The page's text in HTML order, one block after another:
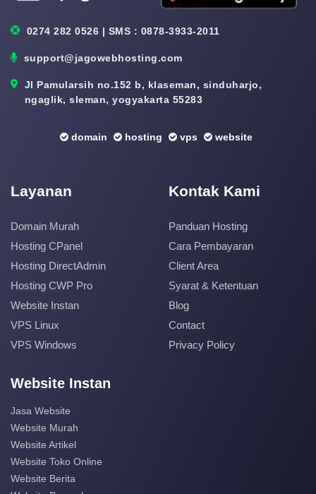
0274 282 0526 | SMS : 0878-3933-2011
support@jagowebhosting.com
Jl Pamularsih no.152 b, klaseman, sinduharjo,
ngaglik, sleman, yogyakarta 55283
domain hosting vps website
Layanan
Domain Murah
Hosting CPanel
Hosting DirectAdmin
Hosting CWP Pro
Website Instan
VPS Linux
VPS Windows
Kontak Kami
Panduan Hosting
Cara Pembayaran
Client Area
Syarat & Ketentuan
Blog
Contact
Privacy Policy
Website Instan
Jasa Website
Website Murah
Website Artikel
Website Toko Online
Website Berita